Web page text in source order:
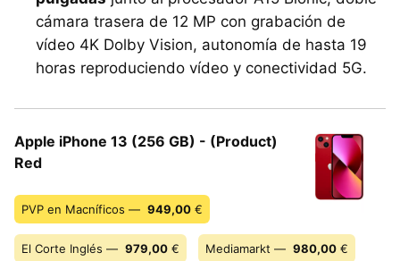
cámara trasera de 12 MP con grabación de
vídeo 4K Dolby Vision, autonomía de hasta 19
horas reproduciendo vídeo y conectividad 5G.
Apple iPhone 13 (256 GB) - (Product)
Red
PVP en Macníficos — 949,00 €
El Corte Inglés — 979,00 € Mediamarkt — 980,00 €